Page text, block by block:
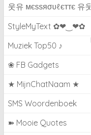
웃유 мєѕѕяσυℓєттє 유웃
StyleMyText ✿❤‿❤✿
Muziek Top50 ♪
❀ FB Gadgets
★ MijnChatNaam ★
SMS Woordenboek
➽ Mooie Quotes